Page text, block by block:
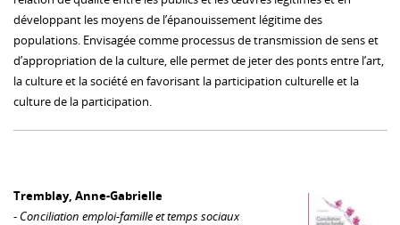
développant les moyens de l’épanouissement légitime des
populations. Envisagée comme processus de transmission de sens et
d’appropriation de la culture, elle permet de jeter des ponts entre l’art,
la culture et la société en favorisant la participation culturelle et la
culture de la participation.
Tremblay, Anne-Gabrielle
- Conciliation emploi-famille et temps sociaux